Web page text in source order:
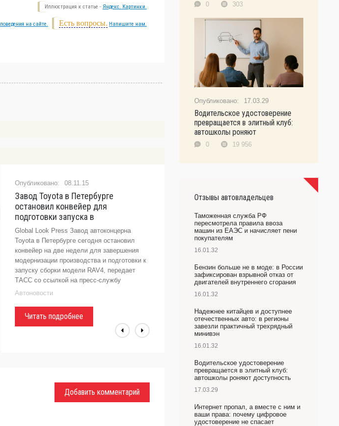
Иллюстрация к статье - Яндекс. Картинки.
Есть вопросы. Напишите нам.
поведения на сайте.
08.11.15
Завод Toyota в Петербурге
остановил конвейер для
подготовки запуска в
Global Look Press Завод автоконцерна
Toyota в Петербурге сегодня остановил
конвейер на две недели для завершения
модернизации производства и подготовки к
запуску сборки модели RAV4, передает
ТАСС со ссылкой на пресс-службу
Автоновости
Читать подробнее
Добавить комментарий
0 303
17.03.29
Водительское удостоверение
превращается в элитный клуб:
автошколы роняют
0 19 956
Отзывы автовладельцев
Таможенная служба РФ
пересмотрела правила ввоза
машин из ЕАЭС и начисляет пени
покупателям
16.01.32
Бензин больше не в моде: в России
зафиксирован взрывной отказ от
двигателей внутреннего сгорания
16.01.32
Надежнее китайцев и доступнее
отечественных авто: в регионы
завезли практичный трехрядный
минивэн
16.01.32
Водительское удостоверение
превращается в элитный клуб:
автошколы роняют доступность
17.03.29
Интернет пропал, а вместе с ним и
ваши права: почему цифровое
удостоверение не спасает